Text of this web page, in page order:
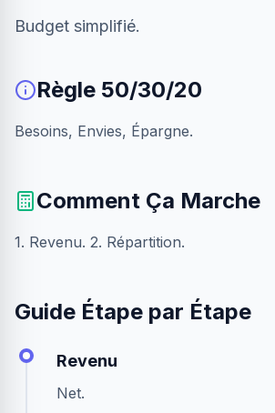
Budget simplifié.
Règle 50/30/20
Besoins, Envies, Épargne.
Comment Ça Marche
1. Revenu. 2. Répartition.
Guide Étape par Étape
Revenu
Net.